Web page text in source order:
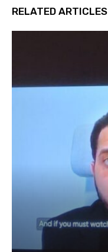
RELATED ARTICLES